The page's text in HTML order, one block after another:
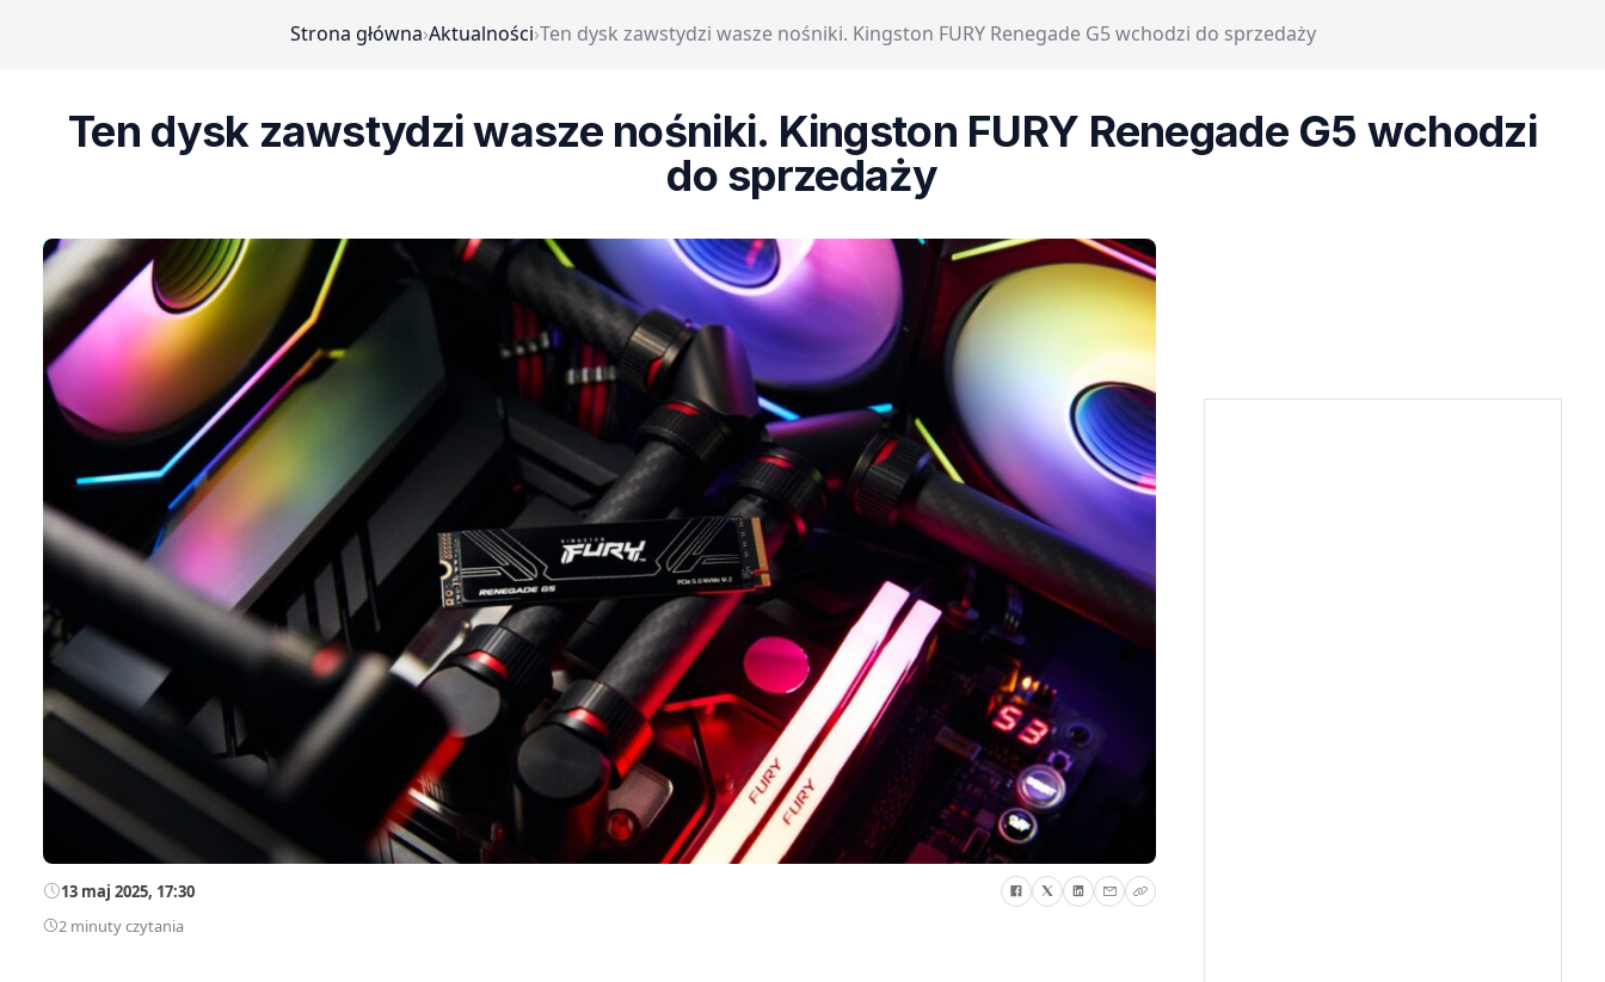
Strona główna›Aktualności›Ten dysk zawstydzi wasze nośniki. Kingston FURY Renegade G5 wchodzi do sprzedaży
Ten dysk zawstydzi wasze nośniki. Kingston FURY Renegade G5 wchodzi
do sprzedaży
13 maj 2025, 17:30
2 minuty czytania